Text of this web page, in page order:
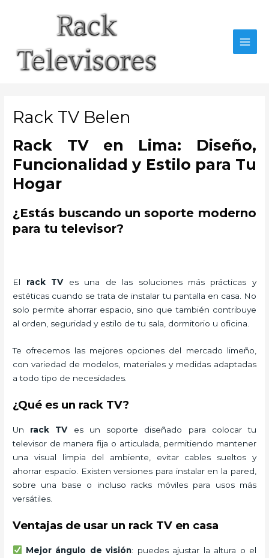
Rack TV Belen
Rack TV en Lima: Diseño,
Funcionalidad y Estilo para Tu
Hogar
¿Estás buscando un soporte moderno
para tu televisor?
El rack TVes una de las soluciones más prácticas y
estéticas cuando se trata de instalar tu pantalla en casa. No
solo permite ahorrar espacio, sino que también contribuye
al orden, seguridad y estilo de tu sala, dormitorio u oficina.
Te ofrecemos las mejores opciones del mercado limeño,
con variedad de modelos, materiales y medidas adaptadas
a todo tipo de necesidades.
¿Qué es un rack TV?
Un rack TVes un soporte diseñado para colocar tu
televisor de manera fija o articulada, permitiendo mantener
una visual limpia del ambiente, evitar cables sueltos y
ahorrar espacio. Existen versiones para instalar en la pared,
sobre una base o incluso racks móviles para usos más
versátiles.
Ventajas de usar un rack TV en casa
Mejor ángulo de visión: puedes ajustar la altura o el